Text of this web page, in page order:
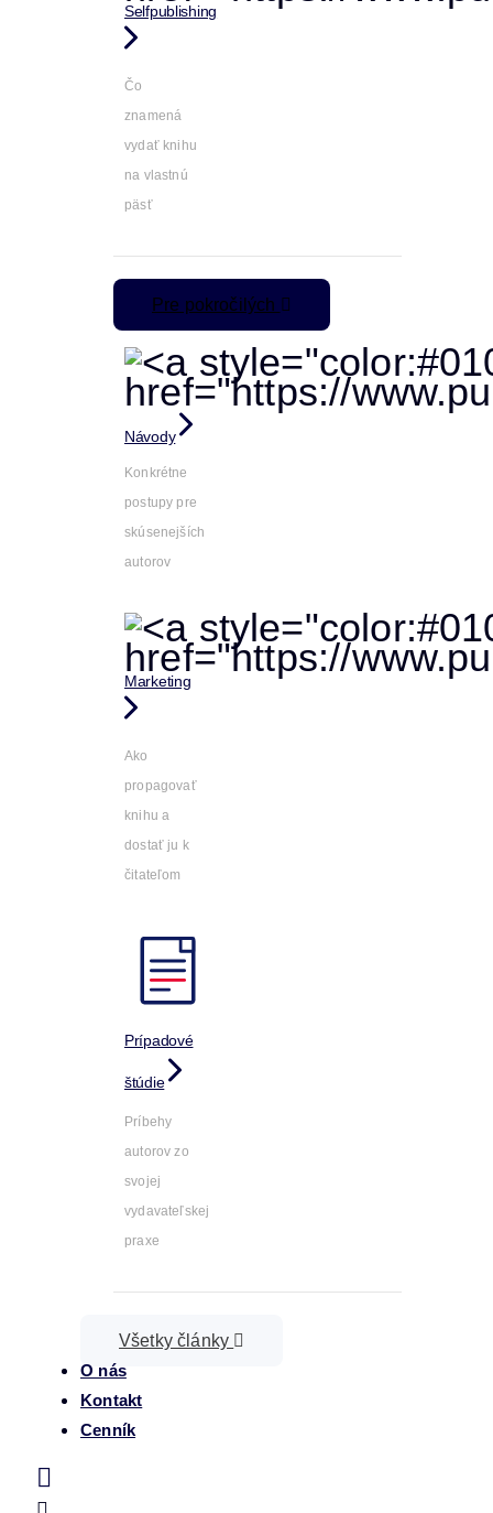
Selfpublishing
Čo
znamená
vydať knihu
na vlastnú
päsť
Pre pokročilých
Návody
Konkrétne
postupy pre
skúsenejších
autorov
Marketing
Ako
propagovať
knihu a
dostať ju k
čitateľom
Prípadové
štúdie
Príbehy
autorov zo
svojej
vydavateľskej
praxe
Všetky články
O nás
Kontakt
Cenník